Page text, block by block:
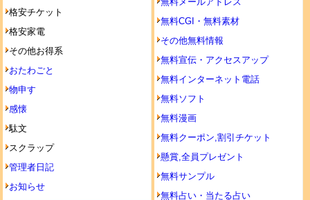
格安チケット
格安家電
その他お得系
おたわごと
物申す
感懐
駄文
スクラップ
管理者日記
お知らせ
無料CGI・無料素材
その他無料情報
無料宣伝・アクセスアップ
無料インターネット電話
無料ソフト
無料漫画
無料クーポン,割引チケット
懸賞,全員プレゼント
無料サンプル
無料占い・当たる占い